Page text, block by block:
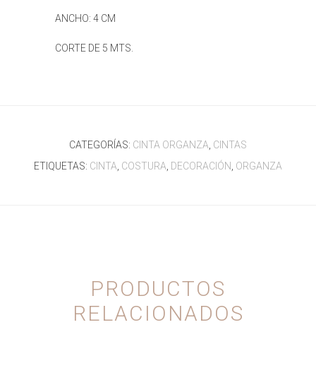
ANCHO: 4 CM
CORTE DE 5 MTS.
CATEGORÍAS: CINTA ORGANZA CINTAS
ETIQUETAS: CINTA COSTURA DECORACIÓN ORGANZA
PRODUCTOS
RELACIONADOS